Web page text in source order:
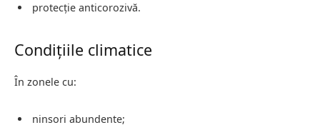
protecție anticorozivă.
Condițiile climatice
În zonele cu:
ninsori abundente;